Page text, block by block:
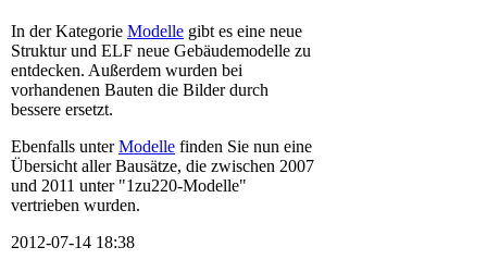
In der Kategorie Modelle gibt es eine neue
Struktur und ELF neue Gebäudemodelle zu
entdecken. Außerdem wurden bei
vorhandenen Bauten die Bilder durch
bessere ersetzt.
Ebenfalls unterModelle finden Sie nun eine
Übersicht aller Bausätze, die zwischen 2007
und 2011 unter "1zu220-Modelle"
vertrieben wurden.
2012-07-14 18:38